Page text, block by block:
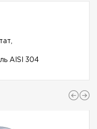
AISI 304